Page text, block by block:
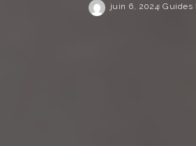
juin 6, 2024 Guides